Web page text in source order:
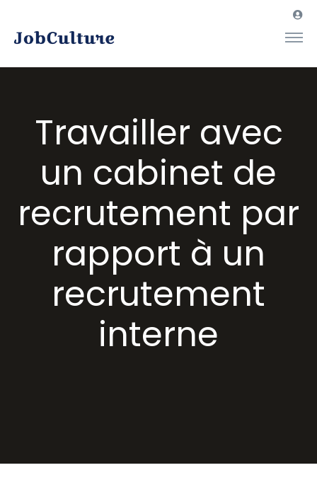
Travailler avec
un cabinet de
recrutement par
rapport à un
recrutement
interne